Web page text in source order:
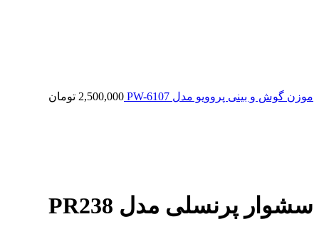
موزن گوش و بینی پروویو مدل PW-6107 2,500,000 تومان
سشوار پرنسلی مدل PR238